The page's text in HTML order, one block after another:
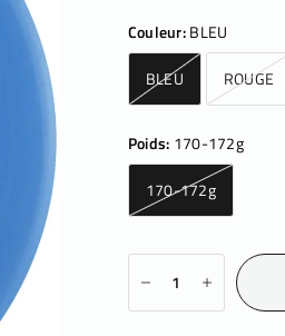
Couleur: BLEU
BLEU ROUGE
Poids: 170-172g
170-172g